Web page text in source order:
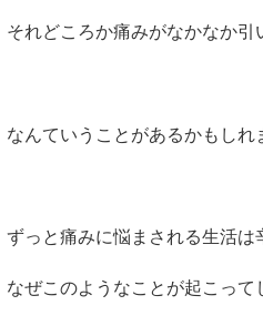
それどころか痛みがなかなか引
なんていうことがあるかもしれ
ずっと痛みに悩まされる生活は
なぜこのようなことが起こって